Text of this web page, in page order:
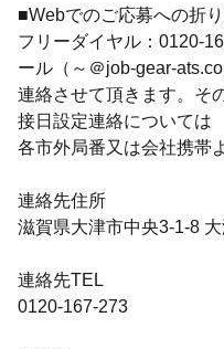
■Webでのご応募への折
フリーダイヤル：0120-
ール（～＠job-gear-
連絡させて頂きます。そ
接日設定連絡については
各市外局番又は会社携帯
連絡先住所
滋賀県大津市中央3-1-8
連絡先TEL
0120-167-273